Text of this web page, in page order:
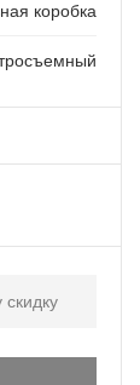
коробка
скидку